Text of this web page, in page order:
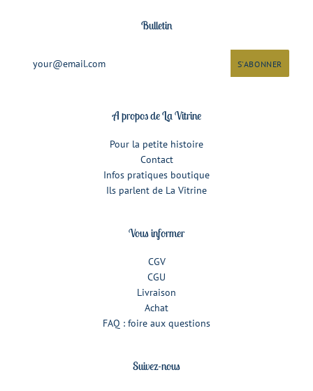
Bulletin
A propos de La Vitrine
Pour la petite histoire
Contact
Infos pratiques boutique
Ils parlent de La Vitrine
Vous informer
CGV
CGU
Livraison
Achat
FAQ : foire aux questions
Suivez-nous